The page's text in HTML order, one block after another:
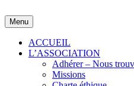
to
content
Menu
ACCUEIL
L’ASSOCIATION
Adhérer – Nous
Missions